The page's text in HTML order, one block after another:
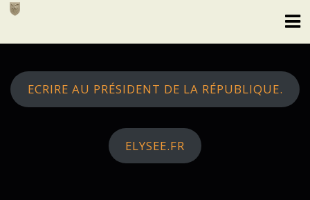
Skip
ECRIRE AU PRÉSIDENT DE LA RÉPUBLIQUE.
ELYSEE.FR